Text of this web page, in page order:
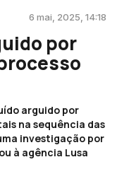
6 mai, 2025, 14:18
por
arguido por
na sequência das
investigação por
à agência Lusa